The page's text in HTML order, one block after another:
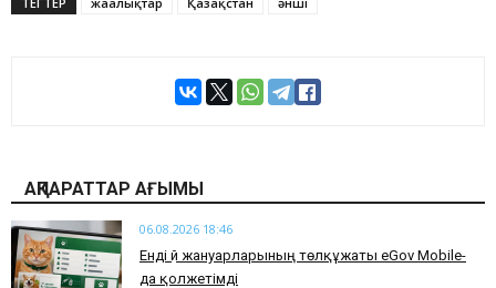
АҚПАРАТТАР АҒЫМЫ
06.08.2026 18:46
Енді үй жануарларының төлқұжаты eGov Mobile-
да қолжетімді